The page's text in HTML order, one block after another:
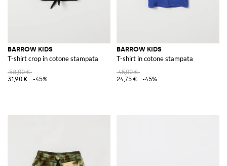
BARROW KIDS
T-shirt crop in cotone stampata
58,00 €
31,90 €
-45%
BARROW KIDS
T-shirt in cotone stampata
45,00 €
24,75 €
-45%